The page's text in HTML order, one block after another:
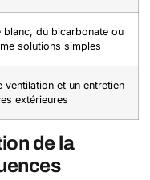
blanc, du bicarbonate ou
solutions simples
ventilation et un entretien
extérieures
de la